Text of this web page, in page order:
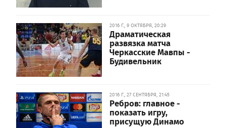
2016 Г., 9 ОКТЯБРЯ, 20:29
Драматическая
развязка матча
Черкасские Мавпы -
Будивельник
2016 Г., 27 СЕНТЯБРЯ, 21:45
Ребров: главное -
показать игру,
присущую Динамо